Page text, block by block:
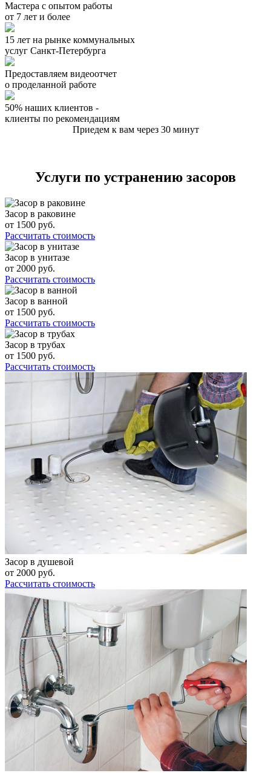
Мастера с опытом работы
от 7 лет и более
15 лет на рынке коммунальных
услуг Санкт-Петербурга
Предоставляем видеоотчет
о проделанной работе
50% наших клиентов -
клиенты по рекомендациям
Приедем к вам через 30 минут
Услуги по устранению засоров
Засор в раковине
от 1500 руб.
Рассчитать стоимость
Засор в унитазе
от 2000 руб.
Рассчитать стоимость
Засор в ванной
от 1500 руб.
Рассчитать стоимость
Засор в трубах
от 1500 руб.
Рассчитать стоимость
Засор в душевой
от 2000 руб.
Рассчитать стоимость